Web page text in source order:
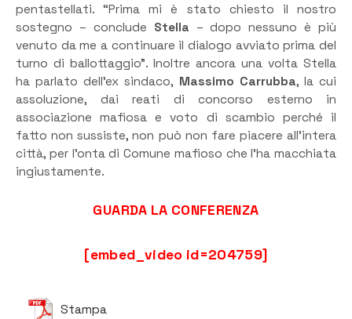
pentastellati. “Prima mi è stato chiesto il nostro
sostegno – conclude Stella – dopo nessuno è più
venuto da me a continuare il dialogo avviato prima del
turno di ballottaggio”. Inoltre ancora una volta Stella
ha parlato dell’ex sindaco, Massimo Carrubba, la cui
assoluzione, dai reati di concorso esterno in
associazione mafiosa e voto di scambio perché il
fatto non sussiste, non può non fare piacere all’intera
città, per l’onta di Comune mafioso che l’ha macchiata
ingiustamente.
GUARDA LA CONFERENZA
[embed_video id=204759]
Stampa